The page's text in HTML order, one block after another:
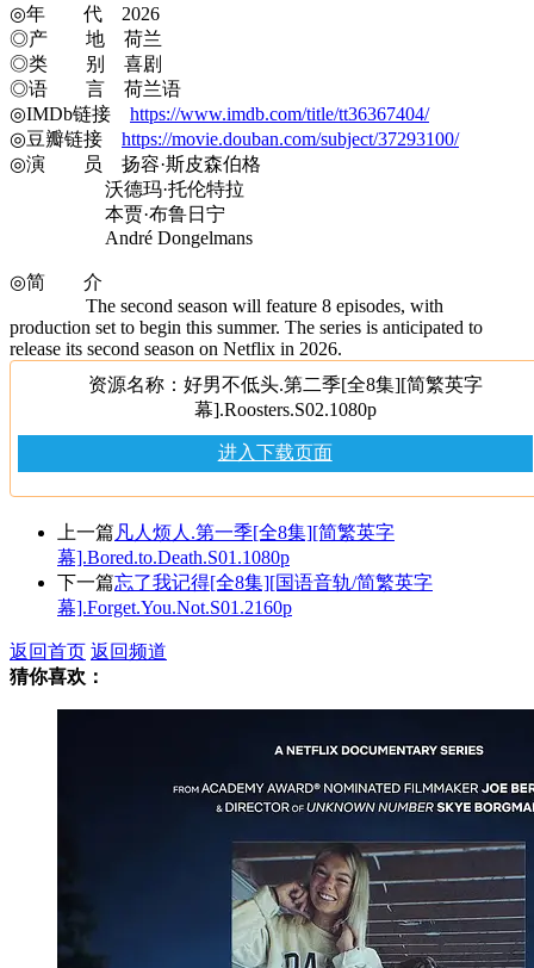
◎年 代 2026
◎产 地 荷兰
◎类 别 喜剧
◎语 言 荷兰语
◎IMDb链接 https://www.imdb.com/title/tt36367404/
◎豆瓣链接 https://movie.douban.com/subject/37293100/
◎演 员 扬容·斯皮森伯格
沃德玛·托伦特拉
本贾·布鲁日宁
André Dongelmans
◎简 介
The second season will feature 8 episodes, with
production set to begin this summer. The series is anticipated to
release its second season on Netflix in 2026.
资源名称：好男不低头.第二季[全8集][简繁英字
幕].Roosters.S02.1080p
进入下载页面
上一篇 凡人烦人.第一季[全8集][简繁英字
幕].Bored.to.Death.S01.1080p
下一篇忘了我记得[全8集][国语音轨/简繁英字
幕].Forget.You.Not.S01.2160p
返回首页 返回频道
猜你喜欢：